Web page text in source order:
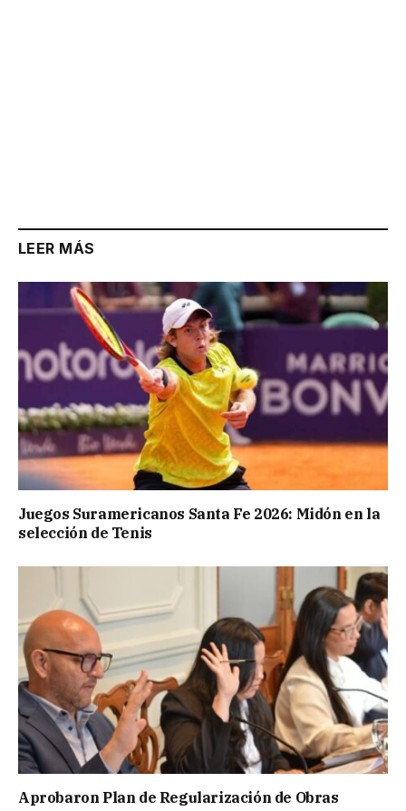
LEER MÁS
Juegos Suramericanos Santa Fe 2026: Midón en la
selección de Tenis
Aprobaron Plan de Regularización de Obras